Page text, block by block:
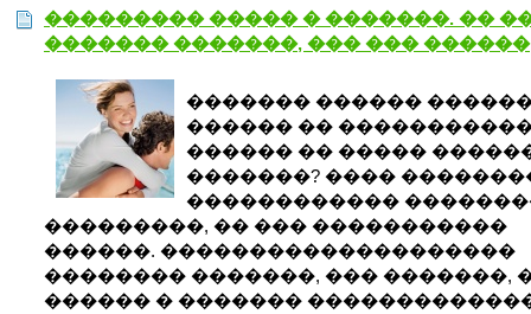
��������� ����� � �������. ��
������� �������, ��� ��� ������
������� ������
������ ��
������ �� �����
�������? ����
������������
���������, �� ��� �����������
������. ��������������������
�������� �������, ��� �������,
������ � �������